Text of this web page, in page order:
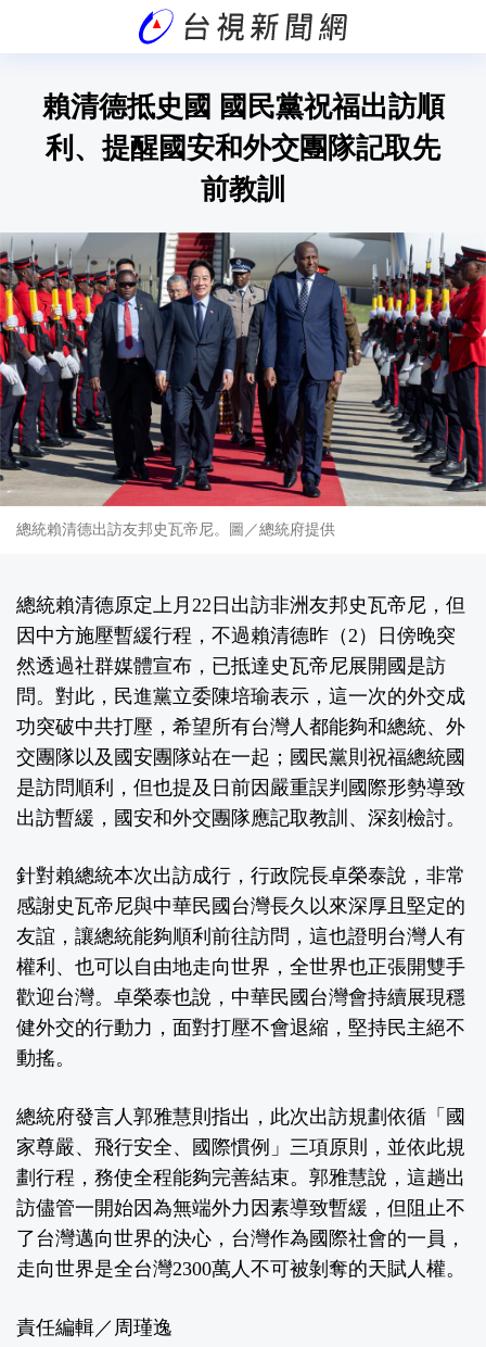
賴清德抵史國 國民黨祝福出訪順
利、提醒國安和外交團隊記取先
前教訓
總統賴清德出訪友邦史瓦帝尼。圖／總統府提供
總統賴清德原定上月22日出訪非洲友邦史瓦帝尼，但
因中方施壓暫緩行程，不過賴清德昨（2）日傍晚突
然透過社群媒體宣布，已抵達史瓦帝尼展開國是訪
問。對此，民進黨立委陳培瑜表示，這一次的外交成
功突破中共打壓，希望所有台灣人都能夠和總統、外
交團隊以及國安團隊站在一起；國民黨則祝福總統國
是訪問順利，但也提及日前因嚴重誤判國際形勢導致
出訪暫緩，國安和外交團隊應記取教訓、深刻檢討。
針對賴總統本次出訪成行，行政院長卓榮泰說，非常
感謝史瓦帝尼與中華民國台灣長久以來深厚且堅定的
友誼，讓總統能夠順利前往訪問，這也證明台灣人有
權利、也可以自由地走向世界，全世界也正張開雙手
歡迎台灣。卓榮泰也說，中華民國台灣會持續展現穩
健外交的行動力，面對打壓不會退縮，堅持民主絕不
動搖。
總統府發言人郭雅慧則指出，此次出訪規劃依循「國
家尊嚴、飛行安全、國際慣例」三項原則，並依此規
劃行程，務使全程能夠完善結束。郭雅慧說，這趟出
訪儘管一開始因為無端外力因素導致暫緩，但阻止不
了台灣邁向世界的決心，台灣作為國際社會的一員，
走向世界是全台灣2300萬人不可被剝奪的天賦人權。
責任編輯／周瑾逸